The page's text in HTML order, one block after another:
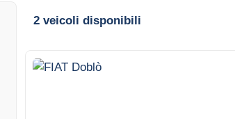
2 veicoli disponibili